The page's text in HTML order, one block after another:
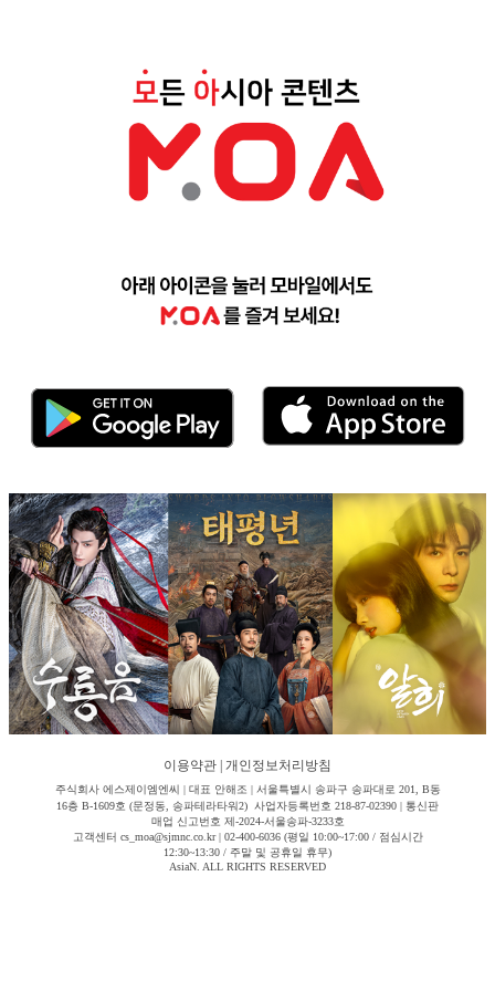
이용약관 개인정보처리방침
주식회사 에스제이엠엔씨 | 대표 안해조 | 서울특별시 송파구 송파대로 201, B동
16층 B-1609호 (문정동, 송파테라타워2) 사업자등록번호 218-87-02390 | 통신판
매업 신고번호 제-2024-서울송파-3233호
고객센터 cs_moa@sjmnc.co.kr | 02-400-6036 (평일 10:00~17:00 / 점심시간
12:30~13:30 / 주말 및 공휴일 휴무)
AsiaN. ALL RIGHTS RESERVED